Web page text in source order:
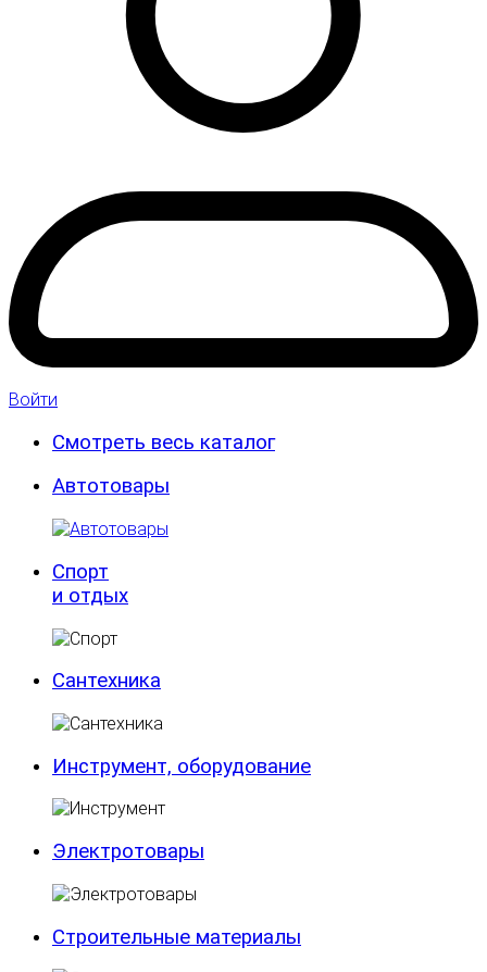
Войти
Смотреть весь каталог
Автотовары
Спорт
и отдых
Сантехника
Инструмент, оборудование
Электротовары
Строительные материалы